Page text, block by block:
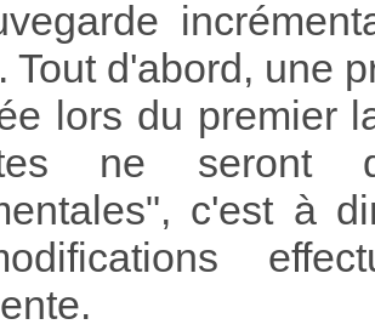
Tout d'abord, une
lors du premier
ne seront
c'est à